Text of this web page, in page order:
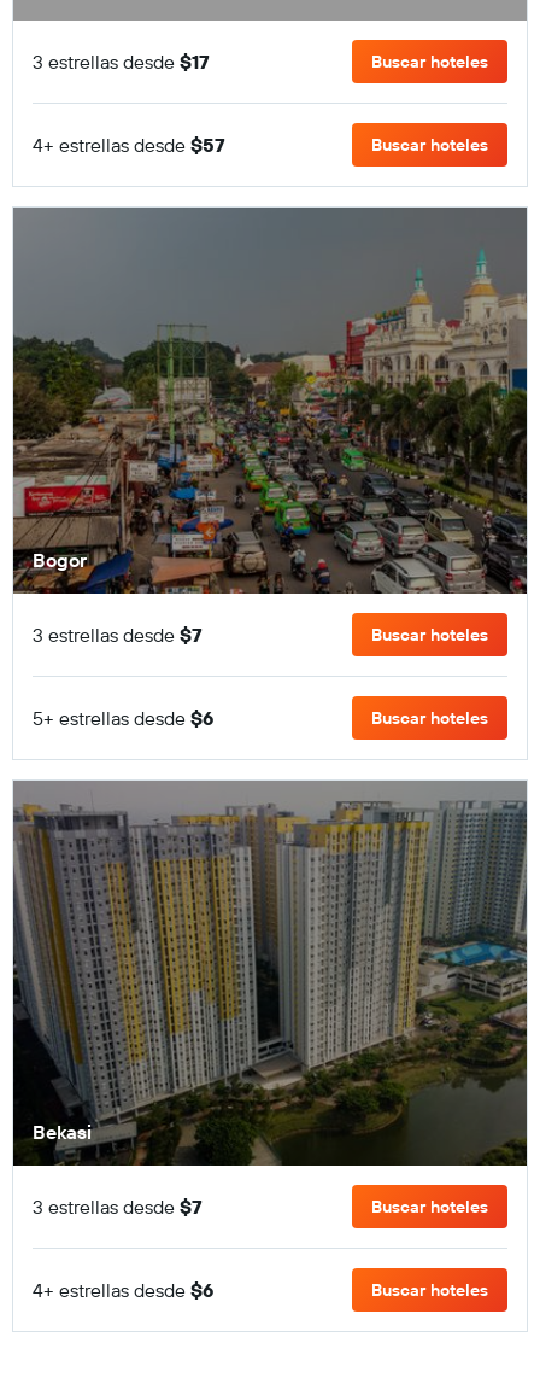
3 estrellas desde $17 Buscar hoteles
4+ estrellas desde $57 Buscar hoteles
Bogor
3 estrellas desde $7 Buscar hoteles
5+ estrellas desde $6 Buscar hoteles
Bekasi
3 estrellas desde $7 Buscar hoteles
4+ estrellas desde $6 Buscar hoteles